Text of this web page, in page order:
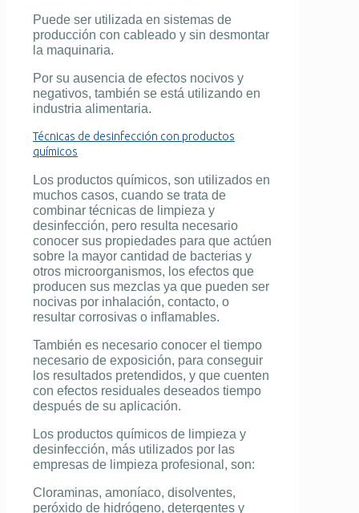
Puede ser utilizada en sistemas de
producción con cableado y sin desmontar
la maquinaria.
Por su ausencia de efectos nocivos y
negativos, también se está utilizando en
industria alimentaria.
Técnicas de desinfección con productos
químicos
Los productos químicos, son utilizados en
muchos casos, cuando se trata de
combinar técnicas de limpieza y
desinfección, pero resulta necesario
conocer sus propiedades para que actúen
sobre la mayor cantidad de bacterias y
otros microorganismos, los efectos que
producen sus mezclas ya que pueden ser
nocivas por inhalación, contacto, o
resultar corrosivas o inflamables.
También es necesario conocer el tiempo
necesario de exposición, para conseguir
los resultados pretendidos, y que cuenten
con efectos residuales deseados tiempo
después de su aplicación.
Los productos químicos de limpieza y
desinfección, más utilizados por las
empresas de limpieza profesional , son:
Cloraminas, amoníaco, disolventes,
peróxido de hidrógeno, detergentes y